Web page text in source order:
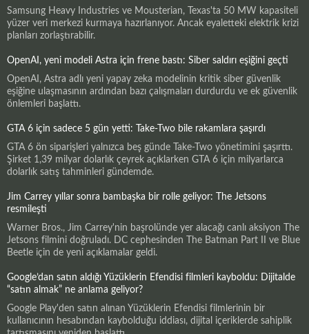
Samsung Heavy Industries ve Mousterian, Texas'ta 50 MW kapasiteli
yüzer veri merkezi kurmaya hazırlanıyor. Ancak eyaletteki elektrik krizi
planları zorlaştırabilir.
OpenAI, yeni modeli Astra için frene bastı: Siber saldırı eşiğini geçti
OpenAI, Astra adlı yeni yapay zeka modelinin kritik siber güvenlik
eşiğine ulaşmasının ardından bazı çalışmaları durdurdu ve ek güvenlik
önlemleri başlattı.
GTA 6 için sadece 5 gün yetti: Take-Two bile rakamlara şaşırdı
GTA 6 ön siparişleri yalnızca beş günde Take-Two yönetimini şaşırttı.
Şirket 1,39 milyar dolarlık çeyrek açıklarken GTA 6 için milyarlarca
dolarlık satış tahminleri gündemde.
Jim Carrey yıllar sonra bambaşka bir rolle geliyor: The Jetsons
resmileşti
Warner Bros., Jim Carrey'nin başrolünde yer alacağı canlı aksiyon The
Jetsons filmini doğruladı. DC cephesinden The Batman Part II ve Blue
Beetle için de yeni açıklamalar geldi.
Google’dan satın aldığı Yüzüklerin Efendisi filmleri kayboldu: Dijitalde
“satın almak” ne anlama geliyor?
Google Play'den satın alınan Yüzüklerin Efendisi filmlerinin bir
kullanıcının hesabından kaybolduğu iddiası, dijital içeriklerde sahiplik